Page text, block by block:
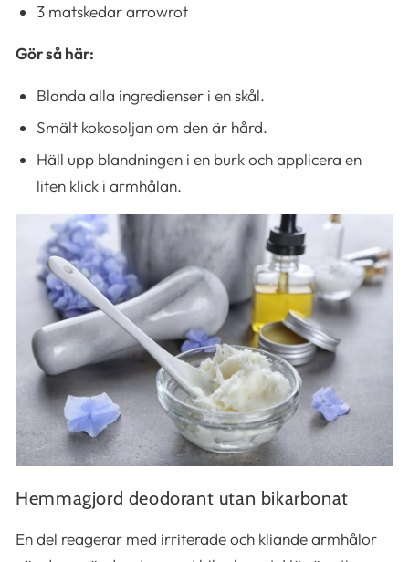
3 matskedar arrowrot
Gör så här:
Blanda alla ingredienser i en skål.
Smält kokosoljan om den är hård.
Häll upp blandningen i en burk och applicera en
liten klick i armhålan.
Hemmagjord deodorant utan bikarbonat
En del reagerar med irriterade och kliande armhålor